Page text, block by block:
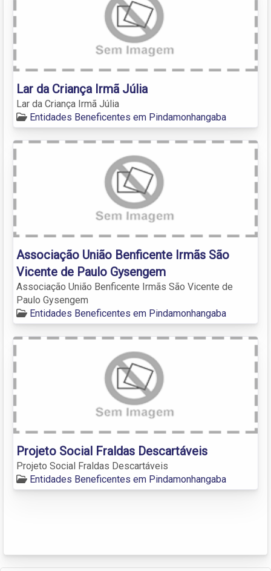
Lar da Criança Irmã Júlia
Lar da Criança Irmã Júlia
Entidades Beneficentes em Pindamonhangaba
Associação União Benficente Irmãs São
Vicente de Paulo Gysengem
Associação União Benficente Irmãs São Vicente de
Paulo Gysengem
Entidades Beneficentes em Pindamonhangaba
Projeto Social Fraldas Descartáveis
Projeto Social Fraldas Descartáveis
Entidades Beneficentes em Pindamonhangaba